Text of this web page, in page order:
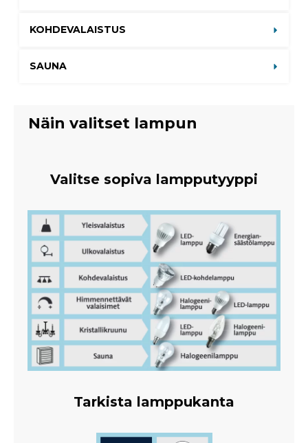
KOHDEVALAISTUS
SAUNA
Näin valitset lampun
Valitse sopiva lampputyyppi
Tarkista lamppukanta